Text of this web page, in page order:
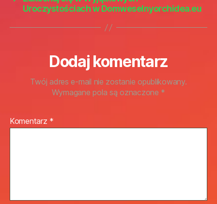
Uroczystościach w Domweselnyorchidea.eu
Dodaj komentarz
Twój adres e-mail nie zostanie opublikowany.
Wymagane pola są oznaczone *
Komentarz *